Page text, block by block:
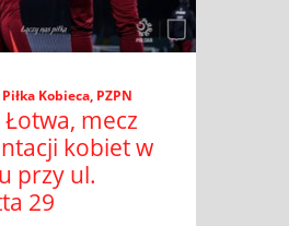
Piłka Kobieca, PZPN
Łotwa, mecz
kobiet w
przy ul.
29